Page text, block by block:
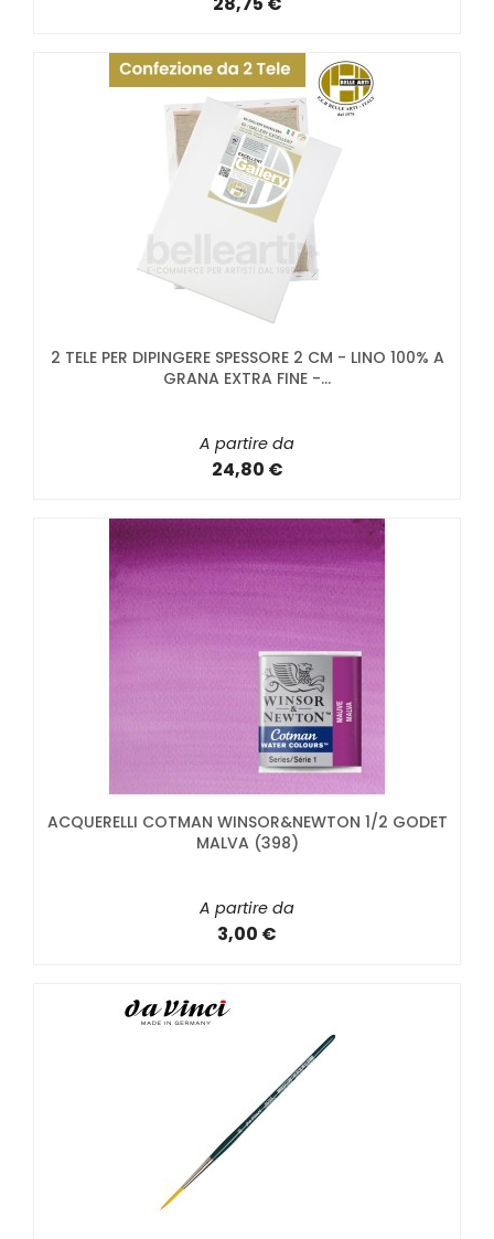
2 TELE PER DIPINGERE SPESSORE 2 CM - LINO 100% A
GRANA EXTRA FINE -...
A partire da
24,80 €
ACQUERELLI COTMAN WINSOR&NEWTON 1/2 GODET
MALVA (398)
A partire da
3,00 €